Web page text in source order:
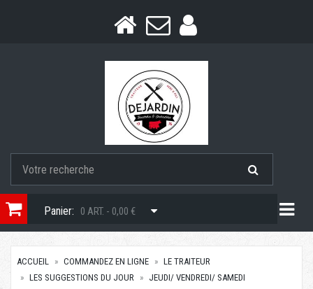
Panier: 0 ART. - 0,00 €
ACCUEIL COMMANDEZ EN LIGNE
LE TRAITEUR
LES SUGGESTIONS DU JOUR
JEUDI/ VENDREDI/ SAMEDI